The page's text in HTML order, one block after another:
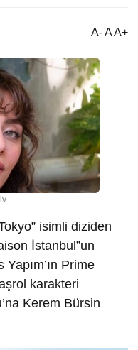
A- A A+
isimli diziden
İstanbul”un
Prime
karakteri
Kerem Bürsin